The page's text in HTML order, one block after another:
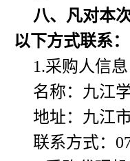
八、凡对本
以下方式联系：
1.采购人信息
名称： 九江
地址： 九江
联系方式：